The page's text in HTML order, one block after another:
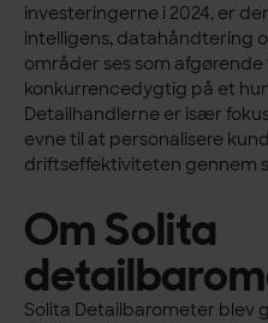
investeringerne i 2024, er
intelligens, datahåndtering
områder ses som
konkurrencedygtig på et
Detailhandlerne er især
evne til at personalisere
driftseffektiviteten gennem
Om Solita
Solita Detailbarometer blev